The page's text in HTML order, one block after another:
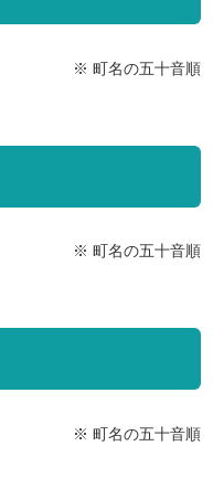
※ 町名の五十音順
※ 町名の五十音順
※ 町名の五十音順